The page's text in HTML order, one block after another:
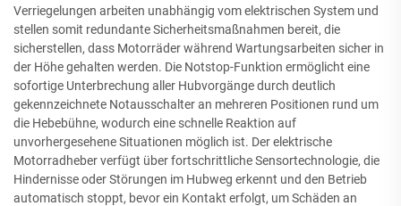
Verriegelungen arbeiten unabhängig vom elektrischen System und
stellen somit redundante Sicherheitsmaßnahmen bereit, die
sicherstellen, dass Motorräder während Wartungsarbeiten sicher in
der Höhe gehalten werden. Die Notstop-Funktion ermöglicht eine
sofortige Unterbrechung aller Hubvorgänge durch deutlich
gekennzeichnete Notausschalter an mehreren Positionen rund um
die Hebebühne, wodurch eine schnelle Reaktion auf
unvorhergesehene Situationen möglich ist. Der elektrische
Motorradheber verfügt über fortschrittliche Sensortechnologie, die
Hindernisse oder Störungen im Hubweg erkennt und den Betrieb
automatisch stoppt, bevor ein Kontakt erfolgt, um Schäden an